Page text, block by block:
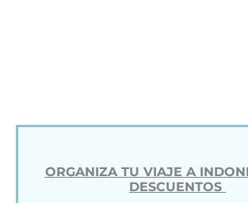
ORGANIZA TU VIAJE A
DESCUENTOS